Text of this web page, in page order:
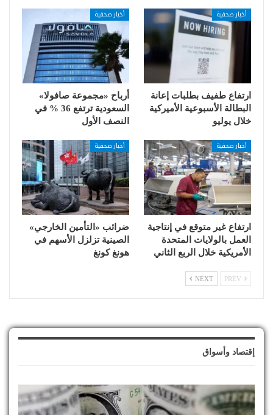
أخبار صحفية
ارتفاع طفيف بطلبات إعانة
البطالة الأسبوعية الأميركية
خلال يوليو
أخبار صحفية
أرباح «مجموعة صافولا»
السعودية ترتفع 36 % في
النصف الأول
أخبار صحفية
ارتفاع غير متوقع في إنتاجية
العمل بالولايات المتحدة
الأمريكية خلال الربع الثاني
أخبار صحفية
ضرائب «التأمين الخارجي»
الصينية تزلزل الأسهم في
هونغ كونغ
NEXT
إقتصاد وأسواق